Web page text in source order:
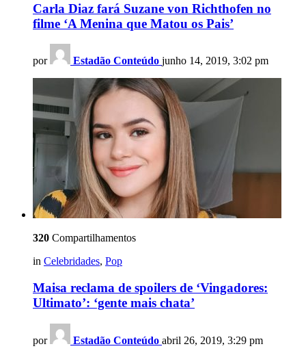
Carla Diaz fará Suzane von Richthofen no
filme ‘A Menina que Matou os Pais’
por Estadão Conteúdo junho 14, 2019, 3:02 pm
320 Compartilhamentos
in Celebridades, Pop
Maisa reclama de spoilers de ‘Vingadores:
Ultimato’: ‘gente mais chata’
por Estadão Conteúdo abril 26, 2019, 3:29 pm